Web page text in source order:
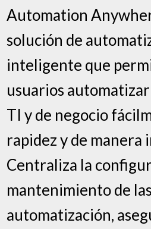
Automation
solución de
inteligente que
usuarios
TI y de negocio
rapidez y de manera
Centraliza la
mantenimiento de
automatización,